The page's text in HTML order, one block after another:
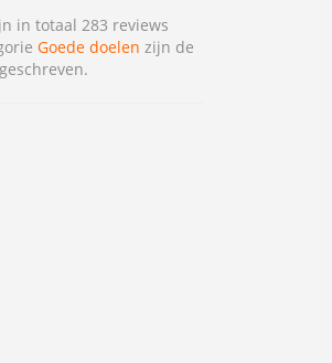
in totaal 283 reviews
Goede doelen zijn de